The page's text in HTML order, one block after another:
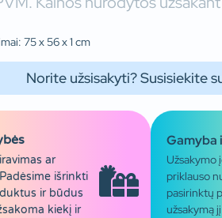
75 x 56 x 1 cm
Norite užsisakyti? Susisiekite
ar
išrinkti
ir būdus
kiekį ir
Gamyba
Užsakymo
priklauso
pasirinktų
užsakymą